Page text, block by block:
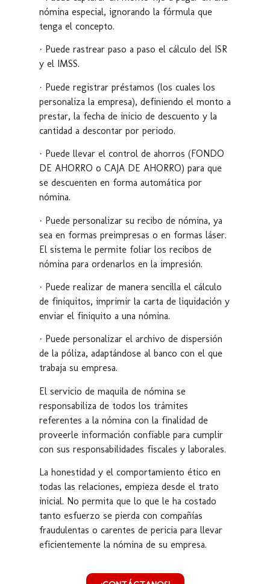
nómina especial, ignorando la fórmula que
tenga el concepto.
· Puede rastrear paso a paso el cálculo del ISR
y el IMSS.
· Puede registrar préstamos (los cuales los
personaliza la empresa), definiendo el monto a
prestar, la fecha de inicio de descuento y la
cantidad a descontar por periodo.
· Puede llevar el control de ahorros (FONDO
DE AHORRO o CAJA DE AHORRO) para que
se descuenten en forma automática por
nómina.
· Puede personalizar su recibo de nómina, ya
sea en formas preimpresas o en formas láser.
El sistema le permite foliar los recibos de
nómina para ordenarlos en la impresión.
· Puede realizar de manera sencilla el cálculo
de finiquitos, imprimir la carta de liquidación y
enviar el finiquito a una nómina.
· Puede personalizar el archivo de dispersión
de la póliza, adaptándose al banco con el que
trabaja su empresa.
El servicio de maquila de nómina se
responsabiliza de todos los trámites
referentes a la nómina con la finalidad de
proveerle información confiable para cumplir
con sus responsabilidades fiscales y laborales.
La honestidad y el comportamiento ético en
todas las relaciones, empieza desde el trato
inicial. No permita que lo que le ha costado
tanto esfuerzo se pierda con compañías
fraudulentas o carentes de pericia para llevar
eficientemente la nómina de su empresa.